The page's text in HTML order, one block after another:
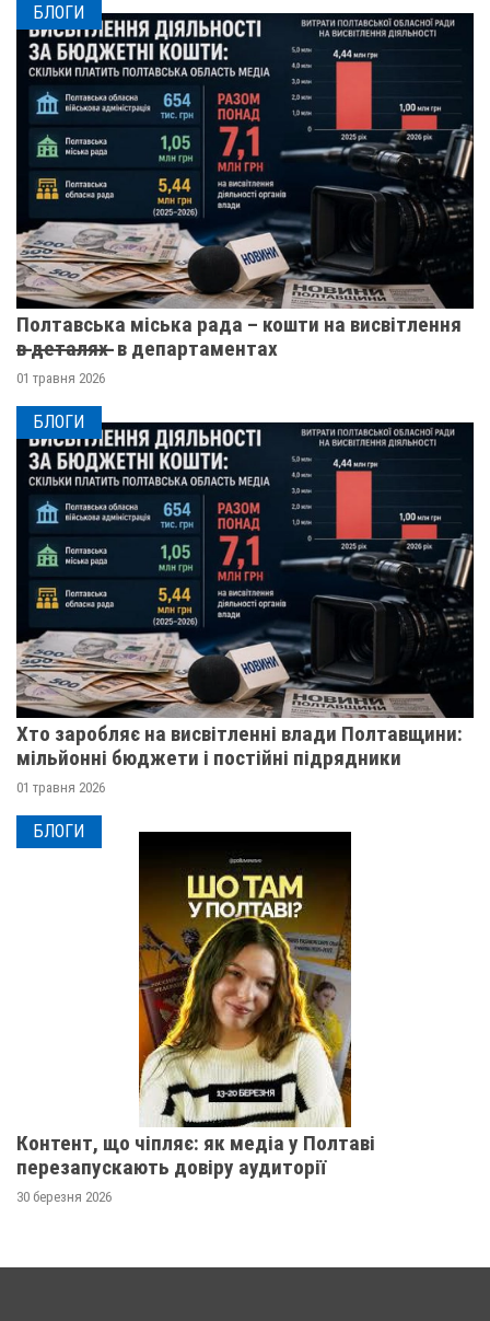
БЛОГИ
Полтавська міська рада – кошти на висвітлення
в̶ ̶д̶е̶т̶а̶л̶я̶х̶ ̶ в департаментах
01 травня 2026
БЛОГИ
Хто заробляє на висвітленні влади Полтавщини:
мільйонні бюджети і постійні підрядники
01 травня 2026
БЛОГИ
Контент, що чіпляє: як медіа у Полтаві
перезапускають довіру аудиторії
30 березня 2026